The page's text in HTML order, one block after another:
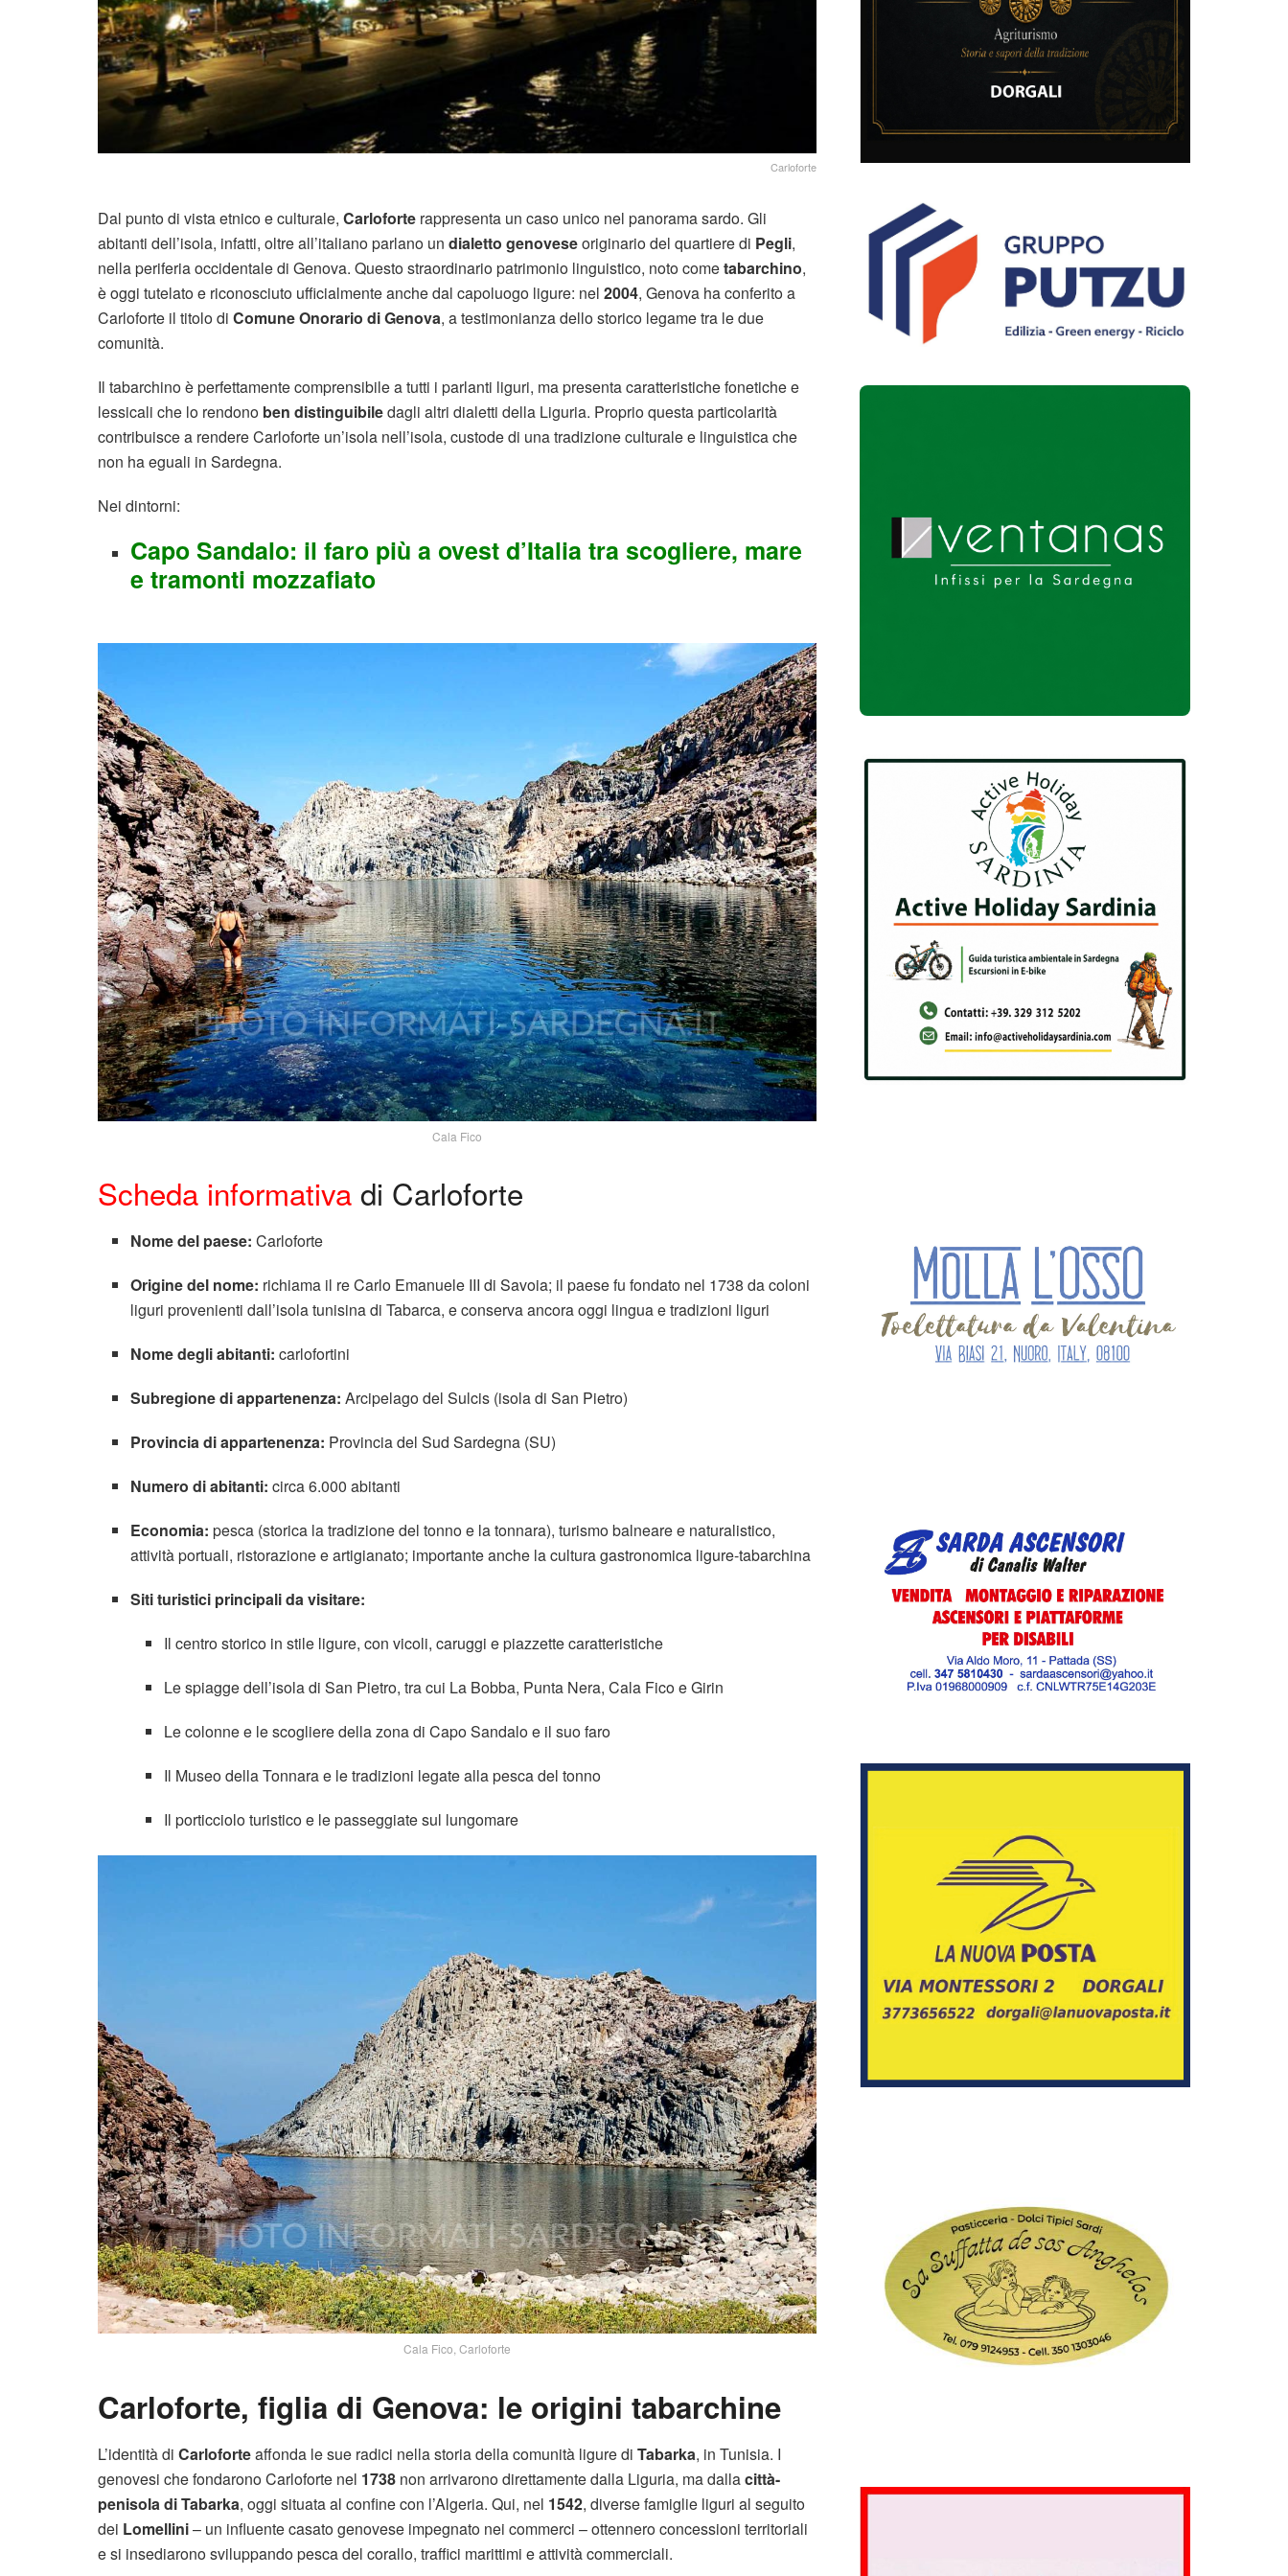
Carloforte
Dal punto di vista etnico e culturale, Carloforte rappresenta un caso unico nel panorama sardo. Gli
abitanti dell’isola, infatti, oltre all’italiano parlano un dialetto genoveseoriginario del quartiere di Pegli,
nella periferia occidentale di Genova. Questo straordinario patrimonio linguistico, noto cometabarchino,
è oggi tutelato e riconosciuto ufficialmente anche dal capoluogo ligure: nel 2004, Genova ha conferito a
Carloforte il titolo di Comune Onorario di Genova, a testimonianza dello storico legame tra le due
comunità.
Il tabarchino è perfettamente comprensibile a tutti i parlanti liguri, ma presenta caratteristiche fonetiche e
lessicali che lo rendono ben distinguibiledagli altri dialetti della Liguria. Proprio questa particolarità
contribuisce a rendere Carloforte un’isola nell’isola, custode di una tradizione culturale e linguistica che
non ha eguali in Sardegna.
Nei dintorni:
Capo Sandalo: il faro più a ovest d’Italia tra scogliere, mare
e tramonti mozzafiato
Cala Fico
Scheda informativa di Carloforte
Nome del paese: Carloforte
Origine del nome: richiama il re Carlo Emanuele III di Savoia; il paese fu fondato nel 1738 da coloni
liguri provenienti dall’isola tunisina di Tabarca, e conserva ancora oggi lingua e tradizioni liguri
Nome degli abitanti: carlofortini
Subregione di appartenenza: Arcipelago del Sulcis (isola di San Pietro)
Provincia di appartenenza: Provincia del Sud Sardegna (SU)
Numero di abitanti: circa 6.000 abitanti
Economia: pesca (storica la tradizione del tonno e la tonnara), turismo balneare e naturalistico,
attività portuali, ristorazione e artigianato; importante anche la cultura gastronomica ligure-tabarchina
Siti turistici principali da visitare:
Il centro storico in stile ligure, con vicoli, caruggi e piazzette caratteristiche
Le spiagge dell’isola di San Pietro, tra cui La Bobba, Punta Nera, Cala Fico e Girin
Le colonne e le scogliere della zona di Capo Sandalo e il suo faro
Il Museo della Tonnara e le tradizioni legate alla pesca del tonno
Il porticciolo turistico e le passeggiate sul lungomare
Cala Fico, Carloforte
Carloforte, figlia di Genova: le origini tabarchine
L’identità di Carloforteaffonda le sue radici nella storia della comunità ligure di Tabarka, in Tunisia. I
genovesi che fondarono Carloforte nel 1738 non arrivarono direttamente dalla Liguria, ma dallacittà-
penisola di Tabarka, oggi situata al confine con l’Algeria. Qui, nel 1542, diverse famiglie liguri al seguito
dei Lomellini– un influente casato genovese impegnato nei commerci – ottennero concessioni territoriali
e si insediarono sviluppando pesca del corallo, traffici marittimi e attività commerciali.